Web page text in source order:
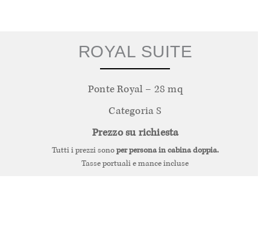
ROYAL SUITE
Ponte Royal – 28 mq
Categoria S
Prezzo su richiesta
Tutti i prezzi sonoper persona in cabina doppia.
Tasse portuali e mance incluse